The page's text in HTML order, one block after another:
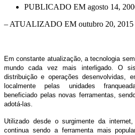
PUBLICADO EM agosto 14,
– ATUALIZADO EM outubro 20, 2015
Em constante atualização, a tecnologia
mundo cada vez mais interligado. O
distribuição e operações desenvolvidas,
localmente pelas unidades
beneficiado pelas novas ferramentas,
adotá-las.
Utilizado desde o surgimente da
continua sendo a ferramenta mais